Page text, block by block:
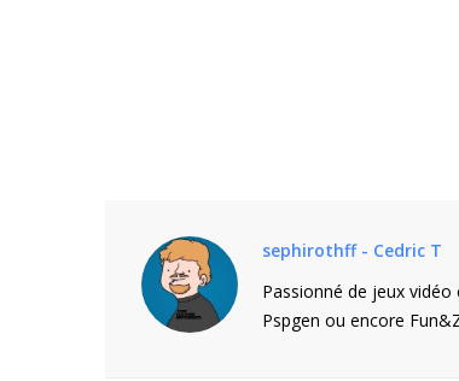
sephirothff - Cedric T
Passionné de jeux
Pspgen ou encore